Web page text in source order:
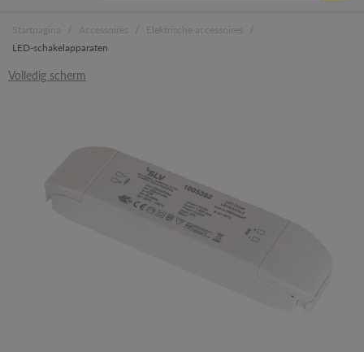
LED-schakelapparaten
Volledig scherm